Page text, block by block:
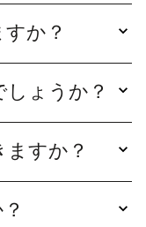
か？
ば、内容を
にしたい場
で、直接編集
す。
ょうか？
簡単に追跡
すか？
ポートをク